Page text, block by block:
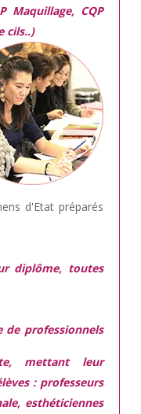
Maquillage, CQP
cils..)
d'Etat préparés
diplôme, toutes
de professionnels
mettant leur
: professeurs
esthéticiennes